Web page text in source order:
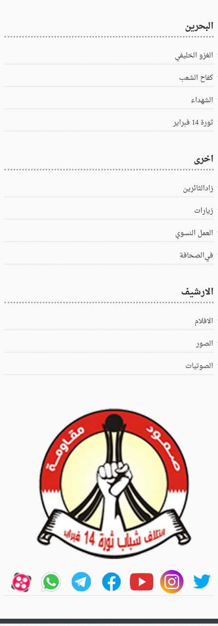
البحرين
الغزو الخليفي
كفاح الشعب
الشهداء
ثورة 14 فبراير
اخرى
زادالثائرين
زيارات
العمل النسوي
في‌الصحافة
الارشيف
الافلام
الصور
الصوتيات